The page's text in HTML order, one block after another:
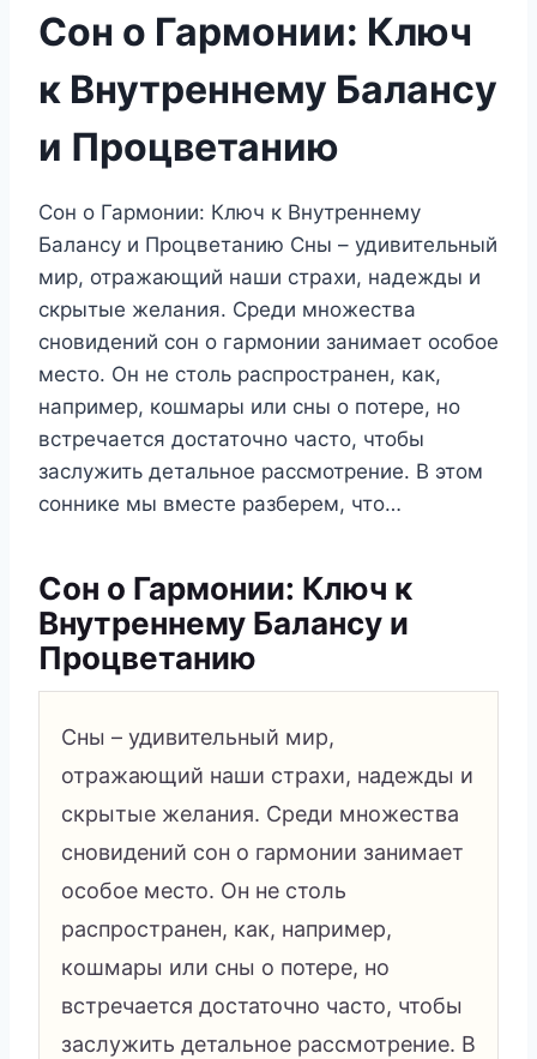
Сон о Гармонии: Ключ
к Внутреннему Балансу
и Процветанию
Сон о Гармонии: Ключ к Внутреннему
Балансу и Процветанию Сны – удивительный
мир, отражающий наши страхи, надежды и
скрытые желания. Среди множества
сновидений сон о гармонии занимает особое
место. Он не столь распространен, как,
например, кошмары или сны о потере, но
встречается достаточно часто, чтобы
заслужить детальное рассмотрение. В этом
соннике мы вместе разберем, что…
Сон о Гармонии: Ключ к
Внутреннему Балансу и
Процветанию
Сны – удивительный мир,
отражающий наши страхи, надежды и
скрытые желания. Среди множества
сновидений сон о гармонии занимает
особое место. Он не столь
распространен, как, например,
кошмары или сны о потере, но
встречается достаточно часто, чтобы
заслужить детальное рассмотрение. В